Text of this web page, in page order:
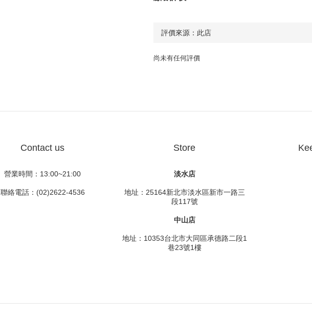
尚未有任何評價
Contact us
營業時間：13:00~21:00
聯絡電話：(02)2622-4536
Store
淡水店
地址：25164新北市淡水區新市一路三
段117號
中山店
地址：10353台北市大同區承德路二段1
巷23號1樓